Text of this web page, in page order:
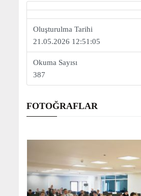
Oluşturulma Tarihi
21.05.2026 12:51:05
Okuma Sayısı
387
FOTOĞRAFLAR